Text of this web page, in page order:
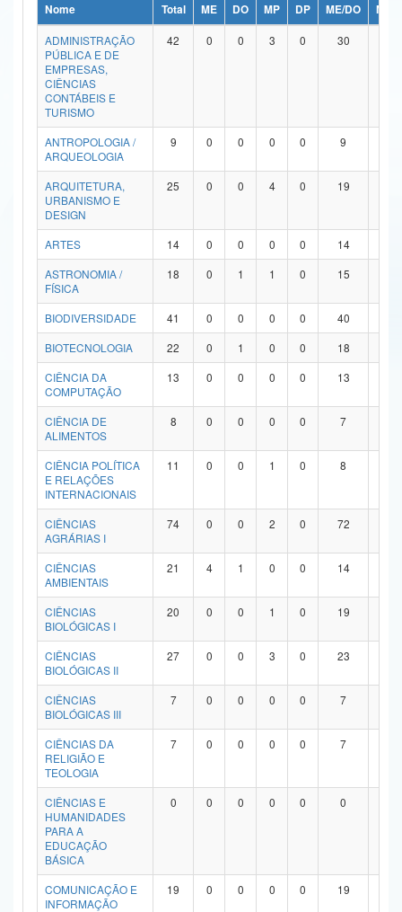
Ministério da Ciência, Tecnologia, Inovações e Comunicações
Ministério do Meio Ambiente
Ministério do Turismo
Ministério do Desenvolvimento Regional
Controladoria-Geral da União
Ministério da Mulher, da Família e dos Direitos Humanos
Secretaria de Governo
Advocacia-Geral da União
Banco Central do Brasil
Nome Total ME DO MP DP ME/DO
MP/
ADMINISTRAÇÃO
PÚBLICA E DE
EMPRESAS,
CIÊNCIAS
CONTÁBEIS E
TURISMO
42 0 0 3 0 30
ANTROPOLOGIA /
ARQUEOLOGIA
9 0 0 0 0 9
ARQUITETURA,
URBANISMO E
DESIGN
25 0 0 4 0 19
ARTES 14 0 0 0 0 14
ASTRONOMIA /
FÍSICA
18 0 1 1 0 15
BIODIVERSIDADE 41 0 0 0 0 40
BIOTECNOLOGIA
22 0 1 0 0 18
CIÊNCIA DA
COMPUTAÇÃO
13 0 0 0 0 13
CIÊNCIA DE
ALIMENTOS
8 0 0 0 0 7
CIÊNCIA POLÍTICA
E RELAÇÕES
INTERNACIONAIS
11 0 0 1 0 8
CIÊNCIAS
AGRÁRIAS I
74 0 0 2 0 72
CIÊNCIAS
AMBIENTAIS
21 4 1 0 0 14
CIÊNCIAS
BIOLÓGICAS I
20 0 0 1 0 19
CIÊNCIAS
BIOLÓGICAS II
27 0 0 3 0 23
CIÊNCIAS
BIOLÓGICAS III
7 0 0 0 0 7
CIÊNCIAS DA
RELIGIÃO E
TEOLOGIA
7 0 0 0 0 7
CIÊNCIAS E
HUMANIDADES
PARA A
EDUCAÇÃO
BÁSICA
0 0 0 0 0 0
COMUNICAÇÃO E
INFORMAÇÃO
19 0 0 0 0 19